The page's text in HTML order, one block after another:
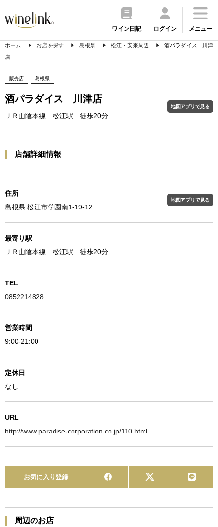
ワイン日記 ログイン メニュー
ホーム お店を探す 島根県 松江・安来周辺
酒パラダイス 川津
店
販売店 島根県
酒パラダイス 川津店
ＪＲ山陰本線 松江駅 徒歩20分
地図アプリで見る
店舗詳細情報
住所
島根県 松江市学園南1-19-12
地図アプリで見る
最寄り駅
ＪＲ山陰本線 松江駅 徒歩20分
TEL
0852214828
営業時間
9:00-21:00
定休日
なし
URL
http://www.paradise-corporation.co.jp/110.html
お気に入り登録
周辺のお店